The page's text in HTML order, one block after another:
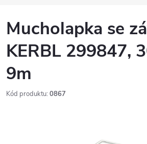
Mucholapka se
KERBL 299847,
9m
Kód produktu: 0867